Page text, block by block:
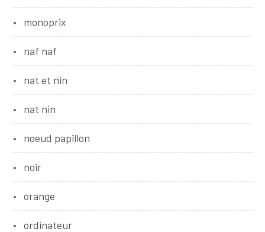
monoprix
naf naf
nat et nin
nat nin
noeud papillon
noir
orange
ordinateur